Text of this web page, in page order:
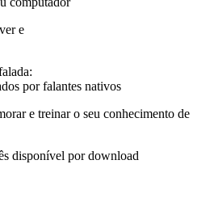
e
por falantes nativos
e treinar o seu conhecimento de
disponível por download